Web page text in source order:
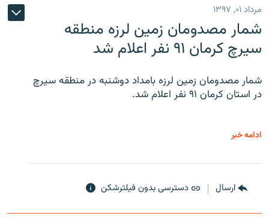
مرداد ۰۱, ۱۳۹۷
شمار مصدومان زمین لرزه منطقه
سیرچ کرمان ۹۱ نفر اعلام شد
شمار مصدومان زمین لرزه بامداد دوشنبه در منطقه سیرچ
در استان کرمان ۹۱ نفر اعلام شد.
ادامه خبر
ارسال دسترسی بدون فیلترشکن